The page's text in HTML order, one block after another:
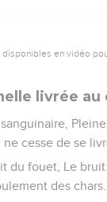
en vidéo
livrée au
cesse de se
du fouet, Le
des chars.